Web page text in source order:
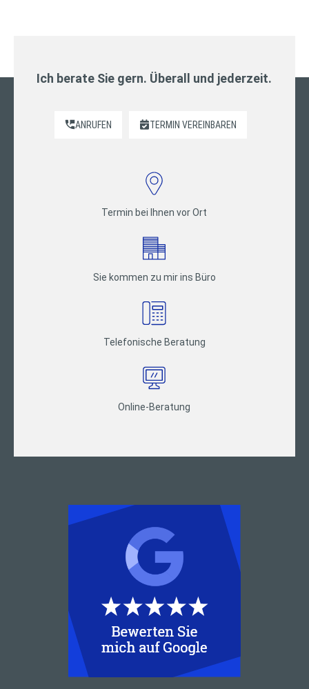
Ich berate Sie gern. Überall und jederzeit.
ANRUFEN TERMIN VEREINBAREN
Termin bei Ihnen vor Ort
Sie kommen zu mir ins Büro
Telefonische Beratung
Online-Beratung